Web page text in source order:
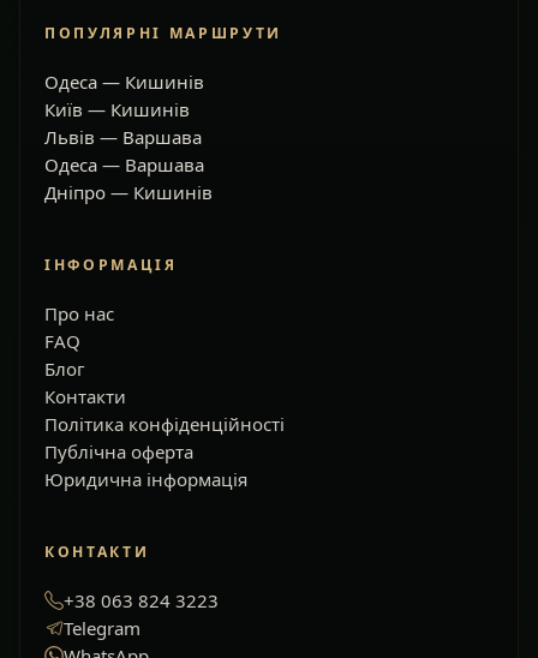
ПОПУЛЯРНІ МАРШРУТИ
Одеса — Кишинів
Київ — Кишинів
Львів — Варшава
Одеса — Варшава
Дніпро — Кишинів
ІНФОРМАЦІЯ
Про нас
FAQ
Блог
Контакти
Політика конфіденційності
Публічна оферта
Юридична інформація
КОНТАКТИ
+38 063 824 3223
Telegram